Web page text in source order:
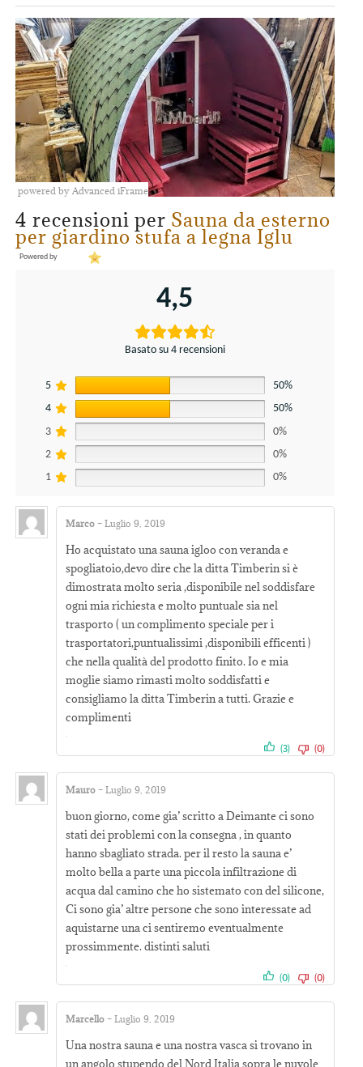
powered by Advanced iFrame
4 recensioni per Sauna da esterno
per giardino stufa a legna Iglu
Powered by
4,5
Basato su 4 recensioni
5
50%
4
50%
3
0%
2
0%
1
0%
5
Marco – Luglio 9, 2019
Ho acquistato una sauna igloo con veranda e
spogliatoio,devo dire che la ditta Timberin si è
dimostrata molto seria ,disponibile nel soddisfare
ogni mia richiesta e molto puntuale sia nel
trasporto ( un complimento speciale per i
trasportatori,puntualissimi ,disponibili efficenti )
che nella qualità del prodotto finito. Io e mia
moglie siamo rimasti molto soddisfatti e
consigliamo la ditta Timberin a tutti. Grazie e
complimenti
(3) (0)
5
Mauro – Luglio 9, 2019
buon giorno, come gia’ scritto a Deimante ci sono
stati dei problemi con la consegna , in quanto
hanno sbagliato strada. per il resto la sauna e’
molto bella a parte una piccola infiltrazione di
acqua dal camino che ho sistemato con del silicone,
Ci sono gia’ altre persone che sono interessate ad
aquistarne una ci sentiremo eventualmente
prossimmente. distinti saluti
(0) (0)
su 5
Marcello – Luglio 9, 2019
Una nostra sauna e una nostra vasca si trovano in
un angolo stupendo del Nord Italia sopra le nuvole